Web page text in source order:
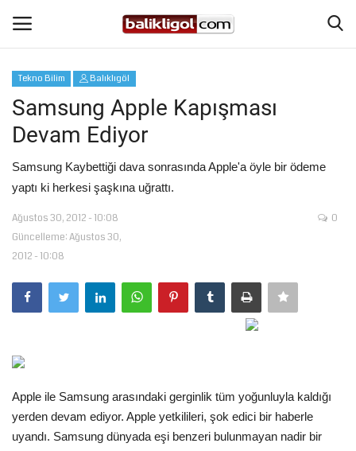
Giriş Yap
Anasayfa
Köşe Yazıları
Magazin
Şanlıurfa
Eğitim
Tekno Bilim
Tekno Bilim Balıklıgöl
Samsung Apple Kapışması
Devam Ediyor
Samsung Kaybettiği dava sonrasında Apple'a öyle bir ödeme
yaptı ki herkesi şaşkına uğrattı.
Ağustos 30, 2012 - 10:08
Güncelleme: Ağustos 30,
2012 - 10:08
0
Apple ile Samsung arasındaki gerginlik tüm yoğunluyla kaldığı
yerden devam ediyor. Apple yetkilileri, şok edici bir haberle
uyandı. Samsung dünyada eşi benzeri bulunmayan nadir bir